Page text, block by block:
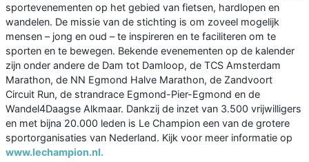
sportevenementen op het gebied van fietsen, hardlopen en
wandelen. De missie van de stichting is om zoveel mogelijk
mensen – jong en oud – te inspireren en te faciliteren om te
sporten en te bewegen. Bekende evenementen op de kalender
zijn onder andere de Dam tot Damloop, de TCS Amsterdam
Marathon, de NN Egmond Halve Marathon, de Zandvoort
Circuit Run, de strandrace Egmond-Pier-Egmond en de
Wandel4Daagse Alkmaar. Dankzij de inzet van 3.500 vrijwilligers
en met bijna 20.000 leden is Le Champion een van de grotere
sportorganisaties van Nederland. Kijk voor meer informatie op
www.lechampion.nl.